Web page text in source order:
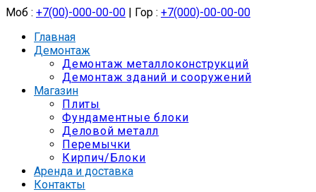
Моб : +7(00)-000-00-00 | Гор : +7(000)-00-00-00
Главная
Демонтаж
Демонтаж металлоконструкций
Демонтаж зданий и сооружений
Магазин
Плиты
Фундаментные блоки
Деловой металл
Перемычки
Кирпич/Блоки
Аренда и доставка
Контакты